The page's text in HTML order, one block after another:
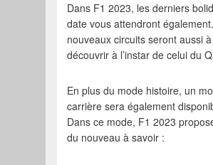
Dans F1 2023, les derniers
date vous attendront
nouveaux circuits seront aussi à
découvrir à l’instar de celui du
En plus du mode histoire, un
carrière sera également
Dans ce mode, F1 2023
du nouveau à savoir :